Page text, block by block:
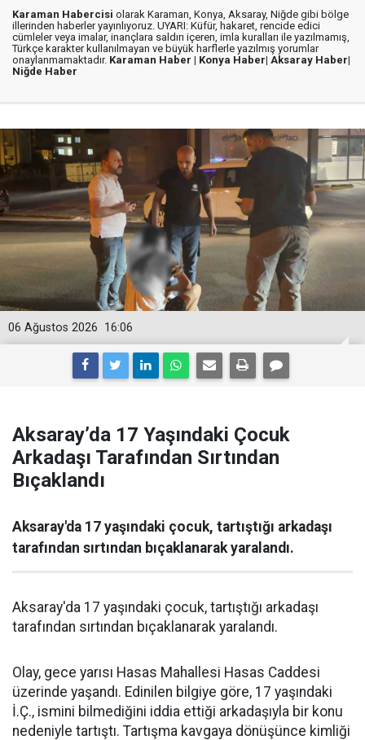
Karaman Habercisi olarak Karaman, Konya, Aksaray, Niğde gibi bölge
illerinden haberler yayınlıyoruz. UYARI: Küfür, hakaret, rencide edici
cümleler veya imalar, inançlara saldırı içeren, imla kuralları ile yazılmamış,
Türkçe karakter kullanılmayan ve büyük harflerle yazılmış yorumlar
onaylanmamaktadır. Karaman Haber | Konya Haber| Aksaray Haber|
Niğde Haber
16:06
06 Ağustos 2026
Aksaray’da 17 Yaşındaki Çocuk
Arkadaşı Tarafından Sırtından
Bıçaklandı
Aksaray'da 17 yaşındaki çocuk, tartıştığı arkadaşı
tarafından sırtından bıçaklanarak yaralandı.
Aksaray'da 17 yaşındaki çocuk, tartıştığı arkadaşı
tarafından sırtından bıçaklanarak yaralandı.
Olay, gece yarısı Hasas Mahallesi Hasas Caddesi
üzerinde yaşandı. Edinilen bilgiye göre, 17 yaşındaki
İ.Ç., ismini bilmediğini iddia ettiği arkadaşıyla bir konu
nedeniyle tartıştı. Tartışma kavgaya dönüşünce kimliği